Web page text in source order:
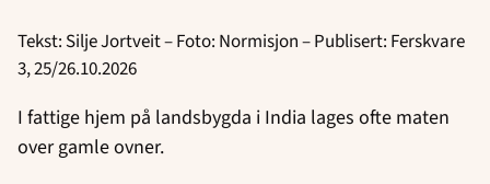
Tekst: Silje Jortveit – Foto: Normisjon – Publisert: Ferskvare
3, 25/26.10.2026
I fattige hjem på landsbygda i India lages ofte maten
over gamle ovner.